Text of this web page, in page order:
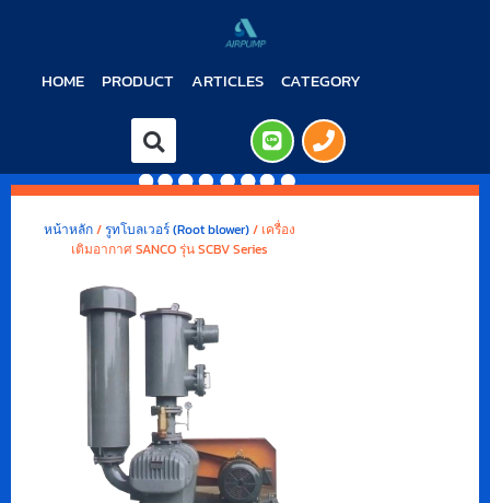
HOME PRODUCT ARTICLES CATEGORY
หน้าหลัก/รูทโบลเวอร์ (Root blower)/ เครื่อง
เติมอากาศ SANCO รุ่น SCBV Series